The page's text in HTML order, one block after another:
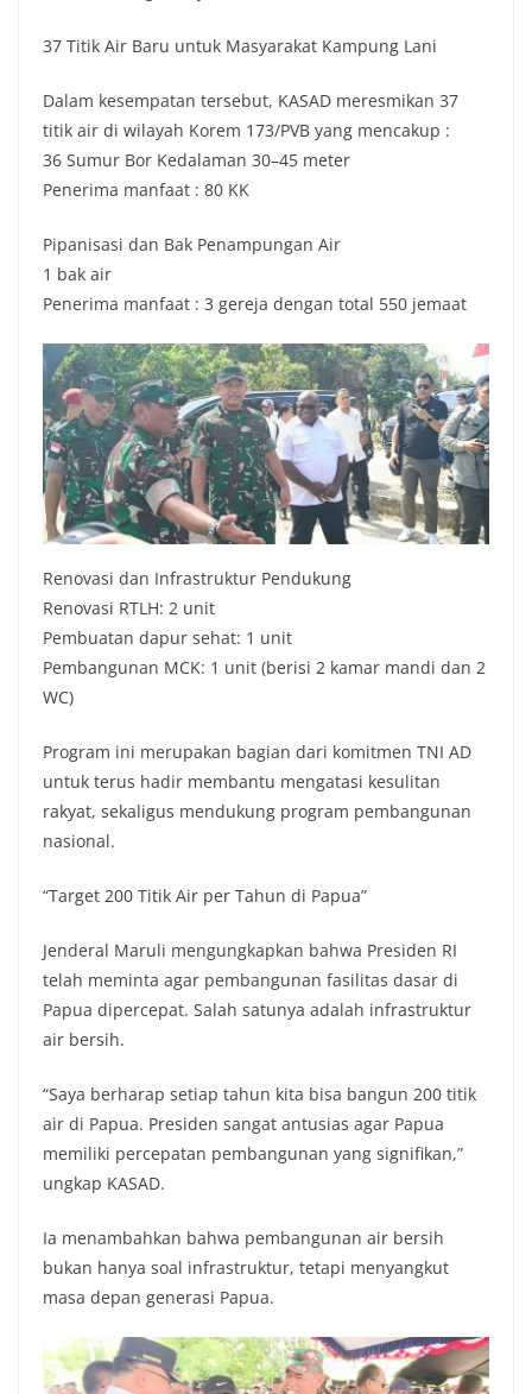
37 Titik Air Baru untuk Masyarakat Kampung Lani
Dalam kesempatan tersebut, KASAD meresmikan 37
titik air di wilayah Korem 173/PVB yang mencakup :
36 Sumur Bor Kedalaman 30–45 meter
Penerima manfaat : 80 KK
Pipanisasi dan Bak Penampungan Air
1 bak air
Penerima manfaat : 3 gereja dengan total 550 jemaat
Renovasi dan Infrastruktur Pendukung
Renovasi RTLH: 2 unit
Pembuatan dapur sehat: 1 unit
Pembangunan MCK: 1 unit (berisi 2 kamar mandi dan 2
WC)
Program ini merupakan bagian dari komitmen TNI AD
untuk terus hadir membantu mengatasi kesulitan
rakyat, sekaligus mendukung program pembangunan
nasional.
“Target 200 Titik Air per Tahun di Papua”
Jenderal Maruli mengungkapkan bahwa Presiden RI
telah meminta agar pembangunan fasilitas dasar di
Papua dipercepat. Salah satunya adalah infrastruktur
air bersih.
“Saya berharap setiap tahun kita bisa bangun 200 titik
air di Papua. Presiden sangat antusias agar Papua
memiliki percepatan pembangunan yang signifikan,”
ungkap KASAD.
Ia menambahkan bahwa pembangunan air bersih
bukan hanya soal infrastruktur, tetapi menyangkut
masa depan generasi Papua.